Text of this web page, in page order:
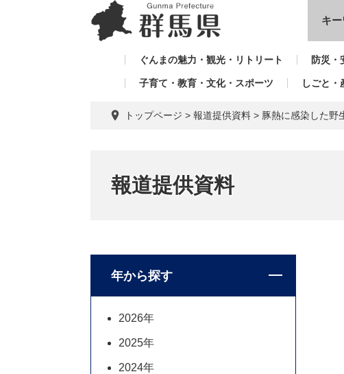
キ
ぐんまの魅力・観光・リトリート 防災・
子育て・教育・文化・スポーツ しごと・
トップページ > 報道提供資料 > 豚熱に感染した野
報道提供資料
年から探す
2026年
2025年
2024年